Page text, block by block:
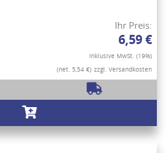
Ihr Preis:
6,59 €
Inklusive MwSt. (19%)
(net. 5,54 €) zzgl. Versandkosten